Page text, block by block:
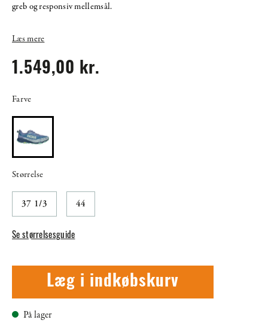
greb og responsiv mellemsål.
Læs mere
1.549,00 kr.
Farve
Størrelse
37 1/3 44
Se størrelsesguide
Læg i indkøbskurv
På lager